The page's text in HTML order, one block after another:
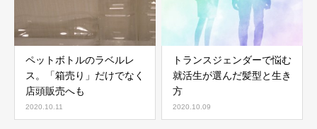
ペットボトルのラベルレ
ス。「箱売り」だけでなく
店頭販売へも
2020.10.11
トランスジェンダーで悩む
就活生が選んだ髪型と生き
方
2020.10.09